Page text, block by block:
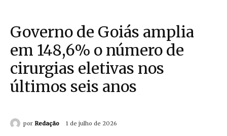
Governo de Goiás amplia
em 148,6% o número de
cirurgias eletivas nos
últimos seis anos
por Redação 1 de julho de 2026